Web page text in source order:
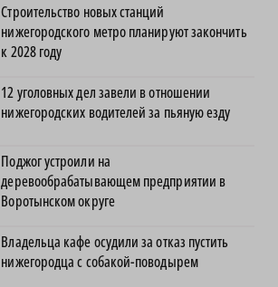
Строительство новых станций
нижегородского метро планируют закончить
к 2028 году
12 уголовных дел завели в отношении
нижегородских водителей за пьяную езду
Поджог устроили на
деревообрабатывающем предприятии в
Воротынском округе
Владельца кафе осудили за отказ пустить
нижегородца с собакой-поводырем